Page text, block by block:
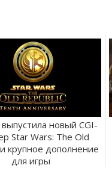
новый CGI-
Star Wars: The Old
крупное дополнение
для игры